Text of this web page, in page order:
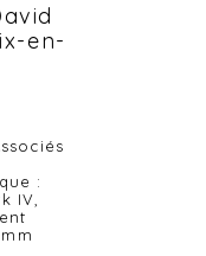
en-
:
IV,